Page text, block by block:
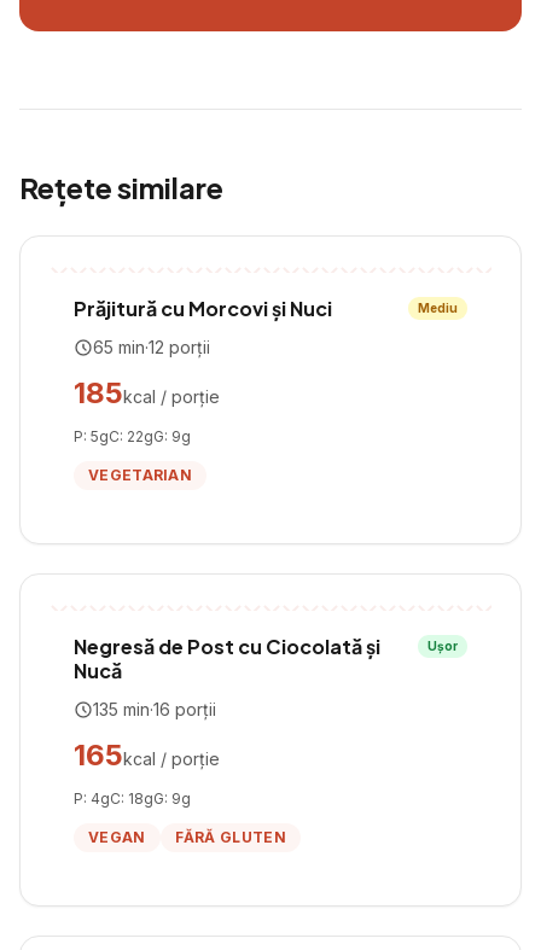
Rețete similare
Prăjitură cu Morcovi și Nuci Mediu
65 min·12 porții
185kcal / porție
P: 5gC: 22gG: 9g
VEGETARIAN
Negresă de Post cu Ciocolată și
Nucă
Ușor
135 min·16 porții
165kcal / porție
P: 4gC: 18gG: 9g
VEGAN FĂRĂ GLUTEN